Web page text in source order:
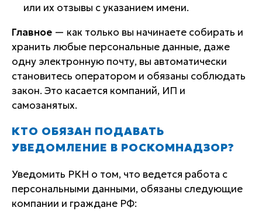
или их отзывы с указанием имени.
Главное — как только вы начинаете собирать и
хранить любые персональные данные, даже
одну электронную почту, вы автоматически
становитесь оператором и обязаны соблюдать
закон. Это касается компаний, ИП и
самозанятых.
КТО ОБЯЗАН ПОДАВАТЬ
УВЕДОМЛЕНИЕ В РОСКОМНАДЗОР?
Уведомить РКН о том, что ведется работа с
персональными данными, обязаны следующие
компании и граждане РФ: